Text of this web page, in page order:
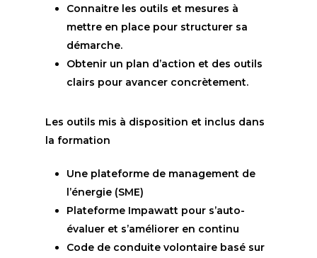
Connaitre les outils et mesures à
mettre en place pour structurer sa
démarche.
Obtenir un plan d’action et des outils
clairs pour avancer concrètement.
Les outils mis à disposition et inclus dans
la formation
Une plateforme de management de
l’énergie (SME)
Plateforme Impawatt pour s’auto-
évaluer et s’améliorer en continu
Code de conduite volontaire basé sur